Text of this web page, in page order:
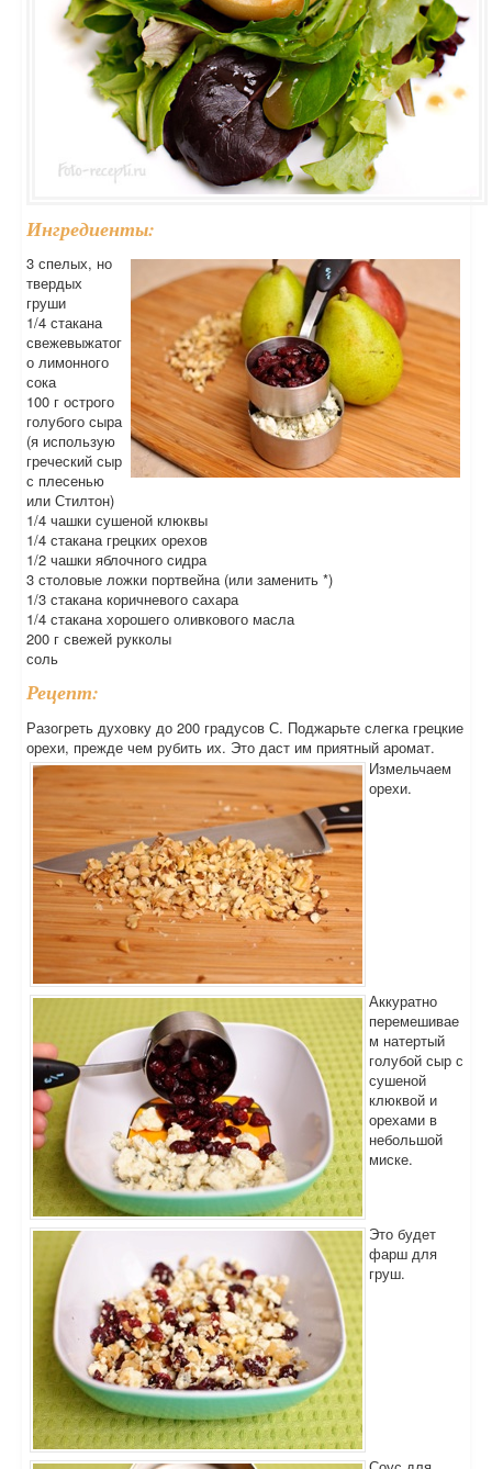
Ингредиенты:
3 спелых, но
твердых
груши
1/4 стакана
свежевыжатог
о лимонного
сока
100 г острого
голубого сыра
(я использую
греческий сыр
с плесенью
или Стилтон)
1/4 чашки сушеной клюквы
1/4 стакана грецких орехов
1/2 чашки яблочного сидра
3 столовые ложки портвейна (или заменить *)
1/3 стакана коричневого сахара
1/4 стакана хорошего оливкового масла
200 г свежей рукколы
соль
Рецепт:
Разогреть духовку до 200 градусов С. Поджарьте слегка грецкие
орехи, прежде чем рубить их. Это даст им приятный аромат.
Измельчаем
орехи.
Аккуратно
перемешивае
м натертый
голубой сыр с
сушеной
клюквой и
орехами в
небольшой
миске.
Это будет
фарш для
груш.